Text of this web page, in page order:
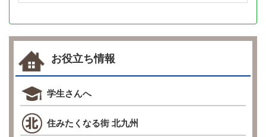
お役立ち情報
学生さんへ
住みたくなる街 北九州